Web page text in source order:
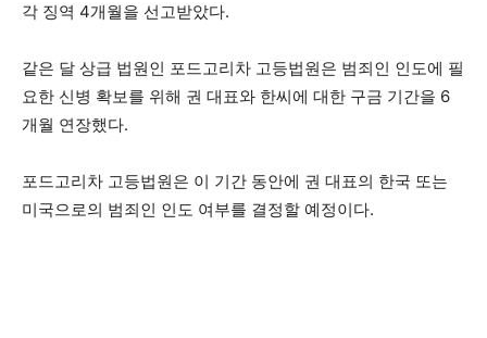
각 징역 4개월을 선고받았다.
같은 달 상급 법원인 포드고리차 고등법원은 범죄인 인도에 필
요한 신병 확보를 위해 권 대표와 한씨에 대한 구금 기간을 6
개월 연장했다.
포드고리차 고등법원은 이 기간 동안에 권 대표의 한국 또는
미국으로의 범죄인 인도 여부를 결정할 예정이다.